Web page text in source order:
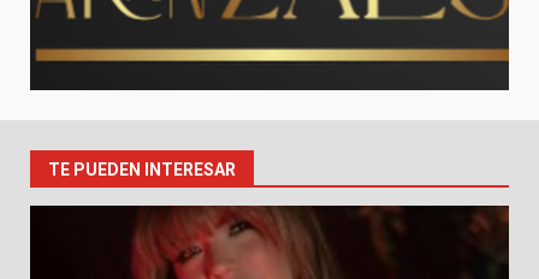
TE PUEDEN INTERESAR